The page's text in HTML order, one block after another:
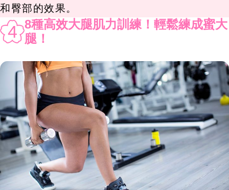
和臀部的效果。
4 8種高效大腿肌力訓練！輕鬆練成蜜大
腿！